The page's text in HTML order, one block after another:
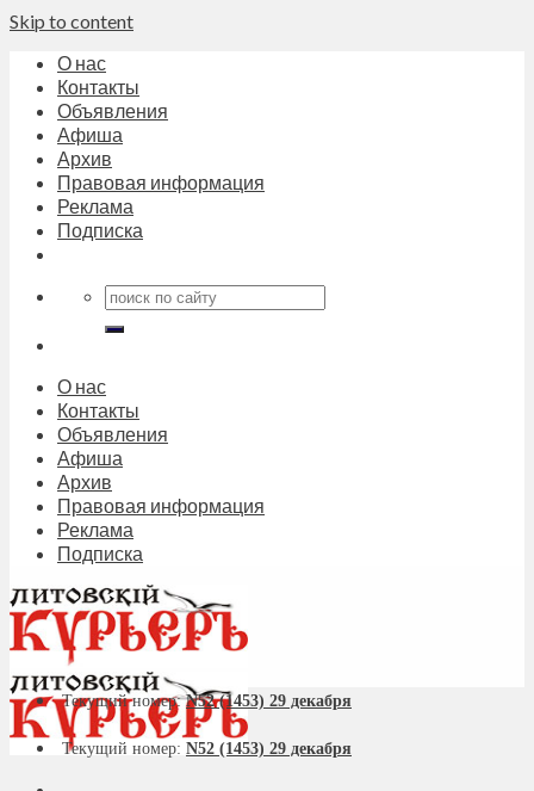
Skip to content
О нас
Контакты
Объявления
Афиша
Архив
Правовая информация
Реклама
Подписка
О нас
Контакты
Объявления
Афиша
Архив
Правовая информация
Реклама
Подписка
Текущий номер:N52 (1453) 29 декабря
Текущий номер: N52 (1453) 29 декабря